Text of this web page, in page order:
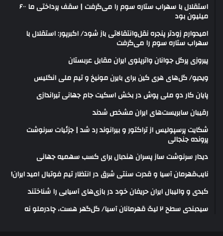
استقلال با سهراب ستاره سوم را می‌گرفت | سقف پرداختی ما ۶۰۰
میلیون بود
امیدوارم زودتر پنجره نقل‌وانتقالاتی باز شود/ اکبرپور: استقلال با
سهراب ستاره سوم را می‌گرفت
پیروزی پرگل جوانان واترپلوی ایران مقابل عربستان
ویدیو/ گل‌های هری‌ کین برای بایرن مونیخ و تیم ملی انگلیس
پایان کار دو ملی پوش در بخش اسکیت جام جهانی تیراندازی
رقیبان سابریست‌های ایران مشخص شدند
شکایت پرسپولیس از تراکتور و بیرانوند رد شد | جزئیات سرنوشت
پرونده جنجالی
دیدار سرنوشت ساز پسران هندبال برای کسب سهمیه جهانی
نایب‌قهرمان آسیا و قدرت سنتی شرق در انتظار تیم فوتبال امید ایران!
کبدی و والیبال ایران حریفان خود در بازی‌های آسیایی را شناختند
سیدبندی سطح ۲ لیگ قهرمانان آسیا/ گل‌گهر هست، چادرملو نه